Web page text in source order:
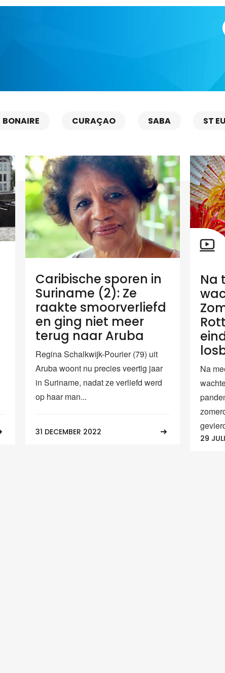
BONAIRE CURAÇAO SABA ST
Caribische sporen in
Suriname (2): Ze
raakte smoorverliefd
en ging niet meer
terug naar Aruba
Regina Schalkwijk-Pourier (79) uit
Aruba woont nu precies veertig jaar
in Suriname, nadat ze verliefd werd
op haar man...
31 DECEMBER 2022
Na
Na
29